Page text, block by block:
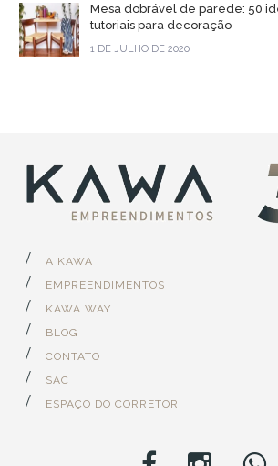
Mesa dobrável de parede: 50
tutoriais para decoração
1 DE JULHO DE 2020
A KAWA
EMPREENDIMENTOS
KAWA WAY
BLOG
CONTATO
SAC
ESPAÇO DO CORRETOR